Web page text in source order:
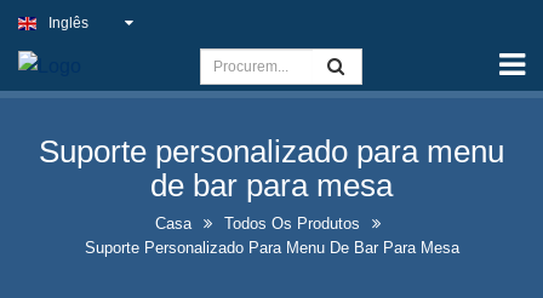
Capacidade
Sinal de Luz Fino
Placa de pub ao ar livre
Placas de Negócios Internos
Inglês
Suporte personalizado para menu
de bar para mesa
Casa
Todos Os Produtos
Suporte Personalizado Para Menu De Bar Para Mesa